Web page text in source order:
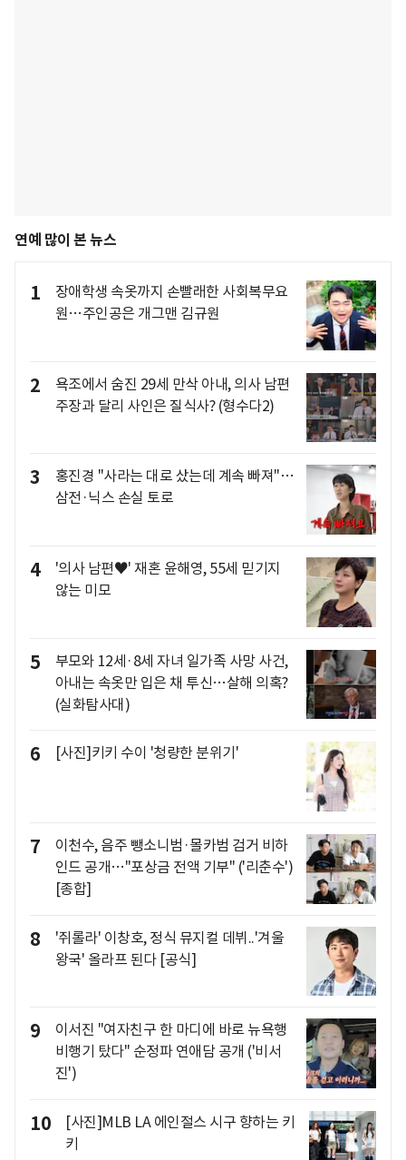
연예 많이 본 뉴스
1
장애학생 속옷까지 손빨래한 사회복무요
원…주인공은 개그맨 김규원
2
욕조에서 숨진 29세 만삭 아내, 의사 남편
주장과 달리 사인은 질식사? (형수다2)
3
홍진경 "사라는 대로 샀는데 계속 빠져"…
삼전·닉스 손실 토로
4
'의사 남편♥' 재혼 윤해영, 55세 믿기지
않는 미모
5
부모와 12세·8세 자녀 일가족 사망 사건,
아내는 속옷만 입은 채 투신…살해 의혹?
(실화탐사대)
6 [사진]키키 수이 '청량한 분위기'
7
이천수, 음주 뺑소니범·몰카범 검거 비하
인드 공개…"포상금 전액 기부" ('리춘수')
[종합]
8
'쥐롤라' 이창호, 정식 뮤지컬 데뷔..'겨울
왕국' 올라프 된다 [공식]
9
이서진 "여자친구 한 마디에 바로 뉴욕행
비행기 탔다" 순정파 연애담 공개 ('비서
진')
10
[사진]MLB LA 에인절스 시구 향하는 키
키